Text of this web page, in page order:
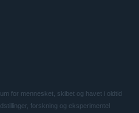
for mennesket, skibet og havet i oldtid
forskning og eksperimentel